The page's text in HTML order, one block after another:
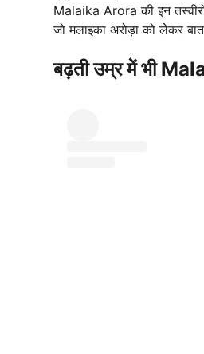
Malaika Arora की इन
जो मलाइका अरोड़ा को लेकर
बढ़ती उम्र में भी